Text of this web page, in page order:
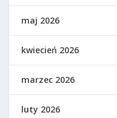
maj 2026
kwiecień 2026
marzec 2026
luty 2026